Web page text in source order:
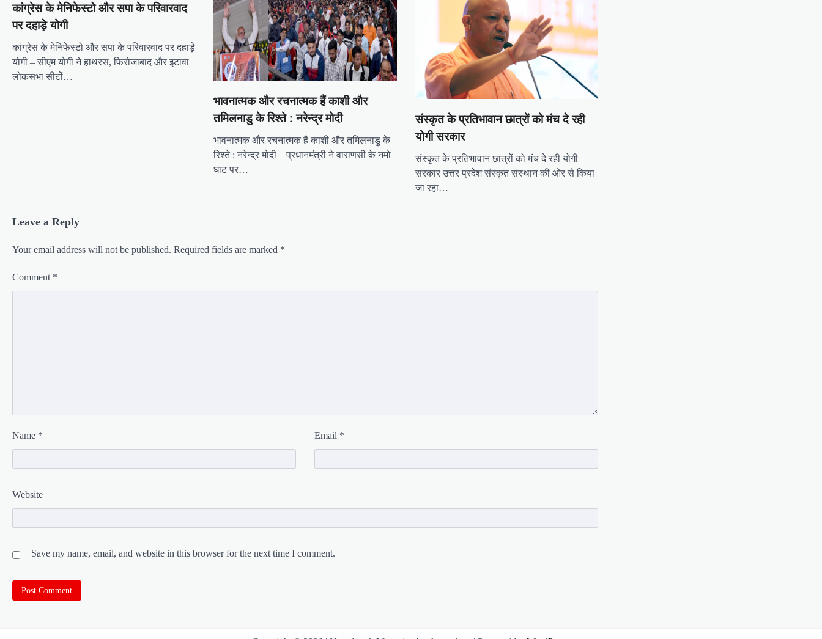
कांग्रेस के मेनिफेस्टो और सपा के परिवारवाद
पर दहाड़े योगी
कांग्रेस के मेनिफेस्टो और सपा के परिवारवाद पर दहाड़े
योगी – सीएम योगी ने हाथरस, फिरोजाबाद और इटावा
लोकसभा सीटों…
भावनात्मक और रचनात्मक हैं काशी और
तमिलनाडु के रिश्ते : नरेन्द्र मोदी
भावनात्मक और रचनात्मक हैं काशी और तमिलनाडु के
रिश्ते : नरेन्द्र मोदी – प्रधानमंत्री ने वाराणसी के नमो
घाट पर…
संस्कृत के प्रतिभावान छात्रों को मंच दे रही
योगी सरकार
संस्कृत के प्रतिभावान छात्रों को मंच दे रही योगी
सरकार उत्तर प्रदेश संस्कृत संस्थान की ओर से किया
जा रहा…
Leave a Reply
Your email address will not be published. Required fields are marked *
Comment *
Name * Email *
Website
Save my name, email, and website in this browser for the next time I comment.